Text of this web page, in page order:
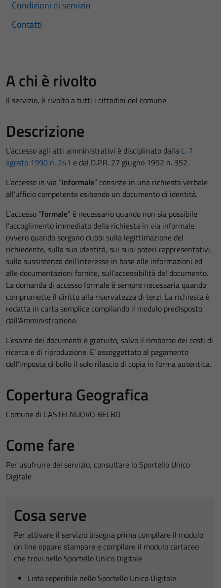
Condizioni di servizio
Contatti
A chi è rivolto
Il servizio, è rivolto a tutti i cittadini del comune
Descrizione
L’accesso agli atti amministrativi è disciplinato dalla L. 7
agosto 1990 n. 241 e dal D.P.R. 27 giugno 1992 n. 352.
L’accesso in via “informale” consiste in una richiesta verbale
all’ufficio competente esibendo un documento di identità.
L’accesso “formale” è necessario quando non sia possibile
l’accoglimento immediato della richiesta in via informale,
ovvero quando sorgano dubbi sulla legittimazione del
richiedente, sulla sua identità, sui suoi poteri rappresentativi,
sulla sussistenza dell’interesse in base alle informazioni ed
alle documentazioni fornite, sull’accessibilità del documento.
La domanda di accesso formale è sempre necessaria quando
compromette il diritto alla riservatezza di terzi. La richiesta è
redatta in carta semplice compilando il modulo predisposto
dall’Amministrazione.
L’esame dei documenti è gratuito, salvo il rimborso dei costi di
ricerca e di riproduzione. E’ assoggettato al pagamento
dell’imposta di bollo il solo rilascio di copia in forma autentica.
Copertura Geografica
Comune di CASTELNUOVO BELBO
Come fare
Per usufruire del servizio, consultare lo Sportello Unico
Digitale
Cosa serve
Per attivare il servizio bisogna prima compilare il modulo
on line oppure stampare e compilare il modulo cartaceo
che trovi nello Sportello Unico Digitale
Lista reperibile nello Sportello Unico Digitale